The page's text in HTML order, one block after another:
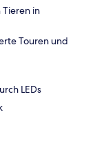
in
Touren und
LEDs